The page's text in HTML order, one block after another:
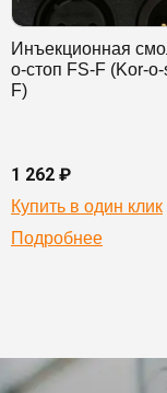
Инъекционная
о-стоп FS-F (Kor-
F)
1 262 ₽
Купить в один клик
Подробнее